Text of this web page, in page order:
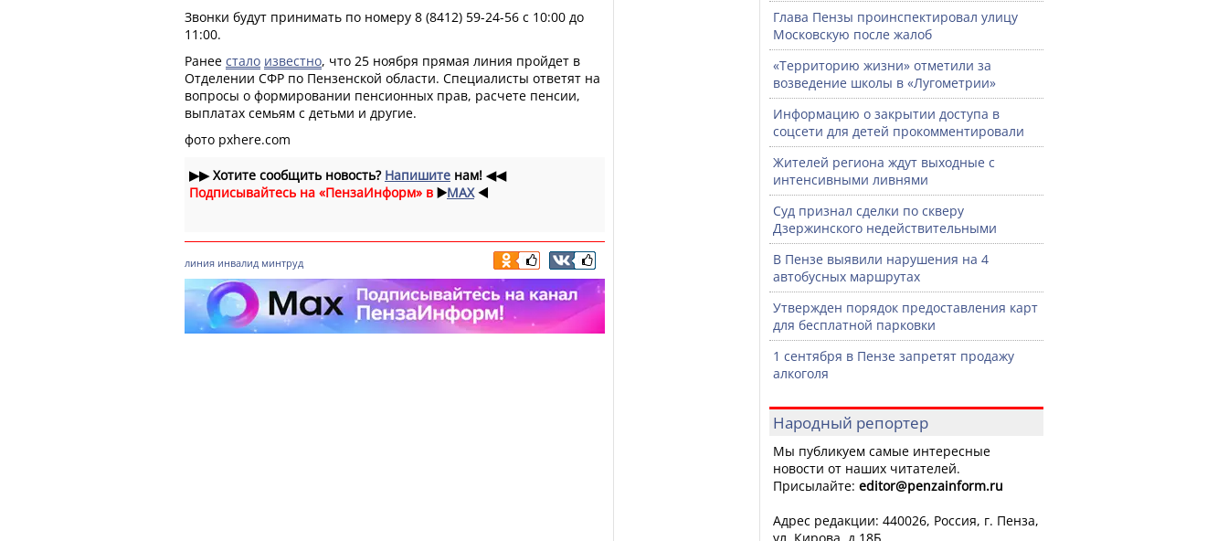
Звонки будут принимать по номеру 8 (8412) 59-24-56 с 10:00 до
11:00.
Ранее стало известно, что 25 ноября прямая линия пройдет в
Отделении СФР по Пензенской области. Специалисты ответят на
вопросы о формировании пенсионных прав, расчете пенсии,
выплатах семьям с детьми и другие.
фото pxhere.com
▶▶Хотите сообщить новость? Напишите нам! ◀◀
Подписывайтесь на «ПензаИнформ» в ▶️MAX ◀️
линия инвалид минтруд
Глава Пензы проинспектировал улицу
Московскую после жалоб
«Территорию жизни» отметили за
возведение школы в «Лугометрии»
Информацию о закрытии доступа в
соцсети для детей прокомментировали
Жителей региона ждут выходные с
интенсивными ливнями
Суд признал сделки по скверу
Дзержинского недействительными
В Пензе выявили нарушения на 4
автобусных маршрутах
Утвержден порядок предоставления карт
для бесплатной парковки
1 сентября в Пензе запретят продажу
алкоголя
Народный репортер
Мы публикуем самые интересные
новости от наших читателей.
Присылайте: editor@penzainform.ru
Адрес редакции: 440026, Россия, г. Пенза,